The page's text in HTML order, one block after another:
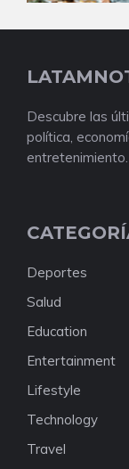
Descubre las
política,
Deportes
Salud
Education
Entertainment
Lifestyle
Technology
Travel